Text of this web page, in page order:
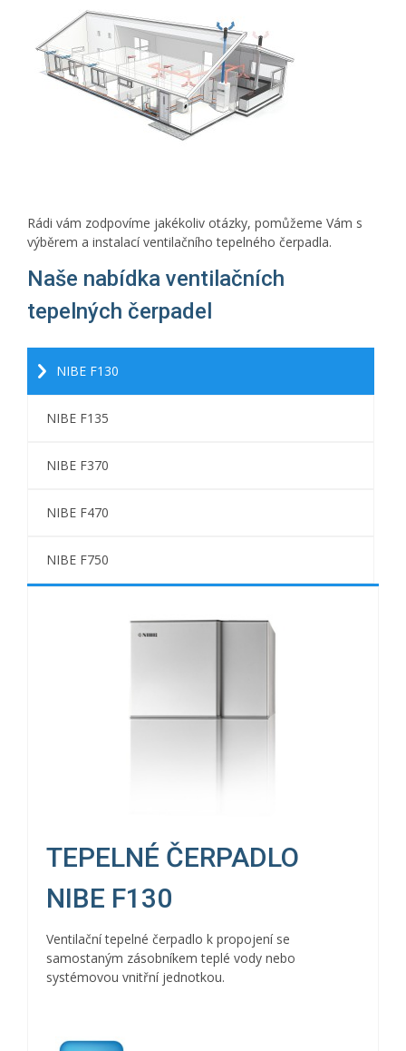
Rádi vám zodpovíme jakékoliv otázky, pomůžeme Vám s
výběrem a instalací ventilačního tepelného čerpadla.
Naše nabídka ventilačních
tepelných čerpadel
NIBE F130
NIBE F135
NIBE F370
NIBE F470
NIBE F750
TEPELNÉ ČERPADLO
NIBE F130
Ventilační tepelné čerpadlo k propojení se
samostaným zásobníkem teplé vody nebo
systémovou vnitřní jednotkou.